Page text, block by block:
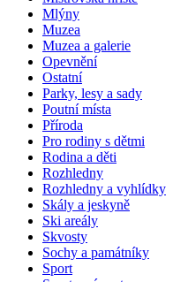
Mlýny
Muzea
Muzea a galerie
Opevnění
Ostatní
Parky, lesy a sady
Poutní místa
Příroda
Pro rodiny s dětmi
Rodina a děti
Rozhledny
Rozhledny a vyhlídky
Skály a jeskyně
Ski areály
Skvosty
Sochy a památníky
Sport